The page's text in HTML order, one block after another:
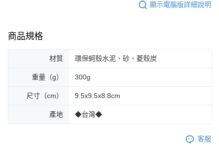
顯示電腦版詳細說明
商品規格
材質 環保蚵殼水泥、砂、菱殼炭
重量（g） 300g
尺寸（cm） 9.5x9.5x8.8cm
產地 ◆台灣◆
客服